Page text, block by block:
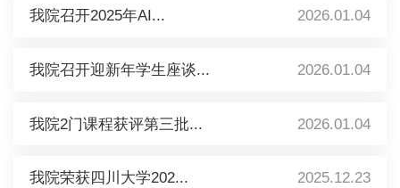
我院召开2025年AI... 2026.01.04
我院召开迎新年学生座谈... 2026.01.04
我院2门课程获评第三批... 2026.01.04
我院荣获四川大学202... 2025.12.23